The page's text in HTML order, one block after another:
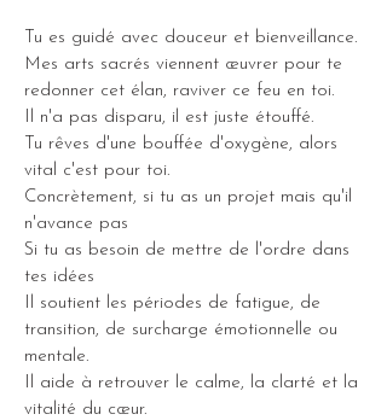
Tu es guidé avec douceur et bienveillance.
Mes arts sacrés viennent œuvrer pour te
redonner cet élan, raviver ce feu en toi.
Il n'a pas disparu, il est juste étouffé.
Tu rêves d'une bouffée d'oxygène, alors
vital c'est pour toi.
Concrètement, si tu as un projet mais qu'il
n'avance pas
Si tu as besoin de mettre de l'ordre dans
tes idées
Il soutient les périodes de fatigue, de
transition, de surcharge émotionnelle ou
mentale.
Il aide à retrouver le calme, la clarté et la
vitalité du cœur.